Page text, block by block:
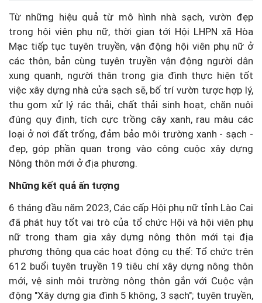
Từ những hiệu quả từ mô hình nhà sạch, vườn đẹp
trong hội viên phụ nữ, thời gian tới Hội LHPN xã Hòa
Mạc tiếp tục tuyên truyền, vận động hội viên phụ nữ ở
các thôn, bản cùng tuyên truyền vận động người dân
xung quanh, người thân trong gia đình thực hiện tốt
việc xây dựng nhà cửa sạch sẽ, bố trí vườn tược hợp lý,
thu gom xử lý rác thải, chất thải sinh hoạt, chăn nuôi
đúng quy định, tích cực trồng cây xanh, rau màu các
loại ở nơi đất trống, đảm bảo môi trường xanh - sạch -
đẹp, góp phần quan trọng vào công cuộc xây dựng
Nông thôn mới ở địa phương.
Những kết quả ấn tượng
6 tháng đầu năm 2023, Các cấp Hội phụ nữ tỉnh Lào Cai
đã phát huy tốt vai trò của tổ chức Hội và hội viên phụ
nữ trong tham gia xây dựng nông thôn mới tại địa
phương thông qua các hoạt động cụ thể: Tổ chức trên
612 buổi tuyên truyền 19 tiêu chí xây dựng nông thôn
mới, vệ sinh môi trường nông thôn gắn với Cuộc vận
động "Xây dựng gia đình 5 không, 3 sạch"; tuyên truyền,